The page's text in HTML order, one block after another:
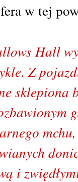
w tej
Hall
Z
sklepiona
i